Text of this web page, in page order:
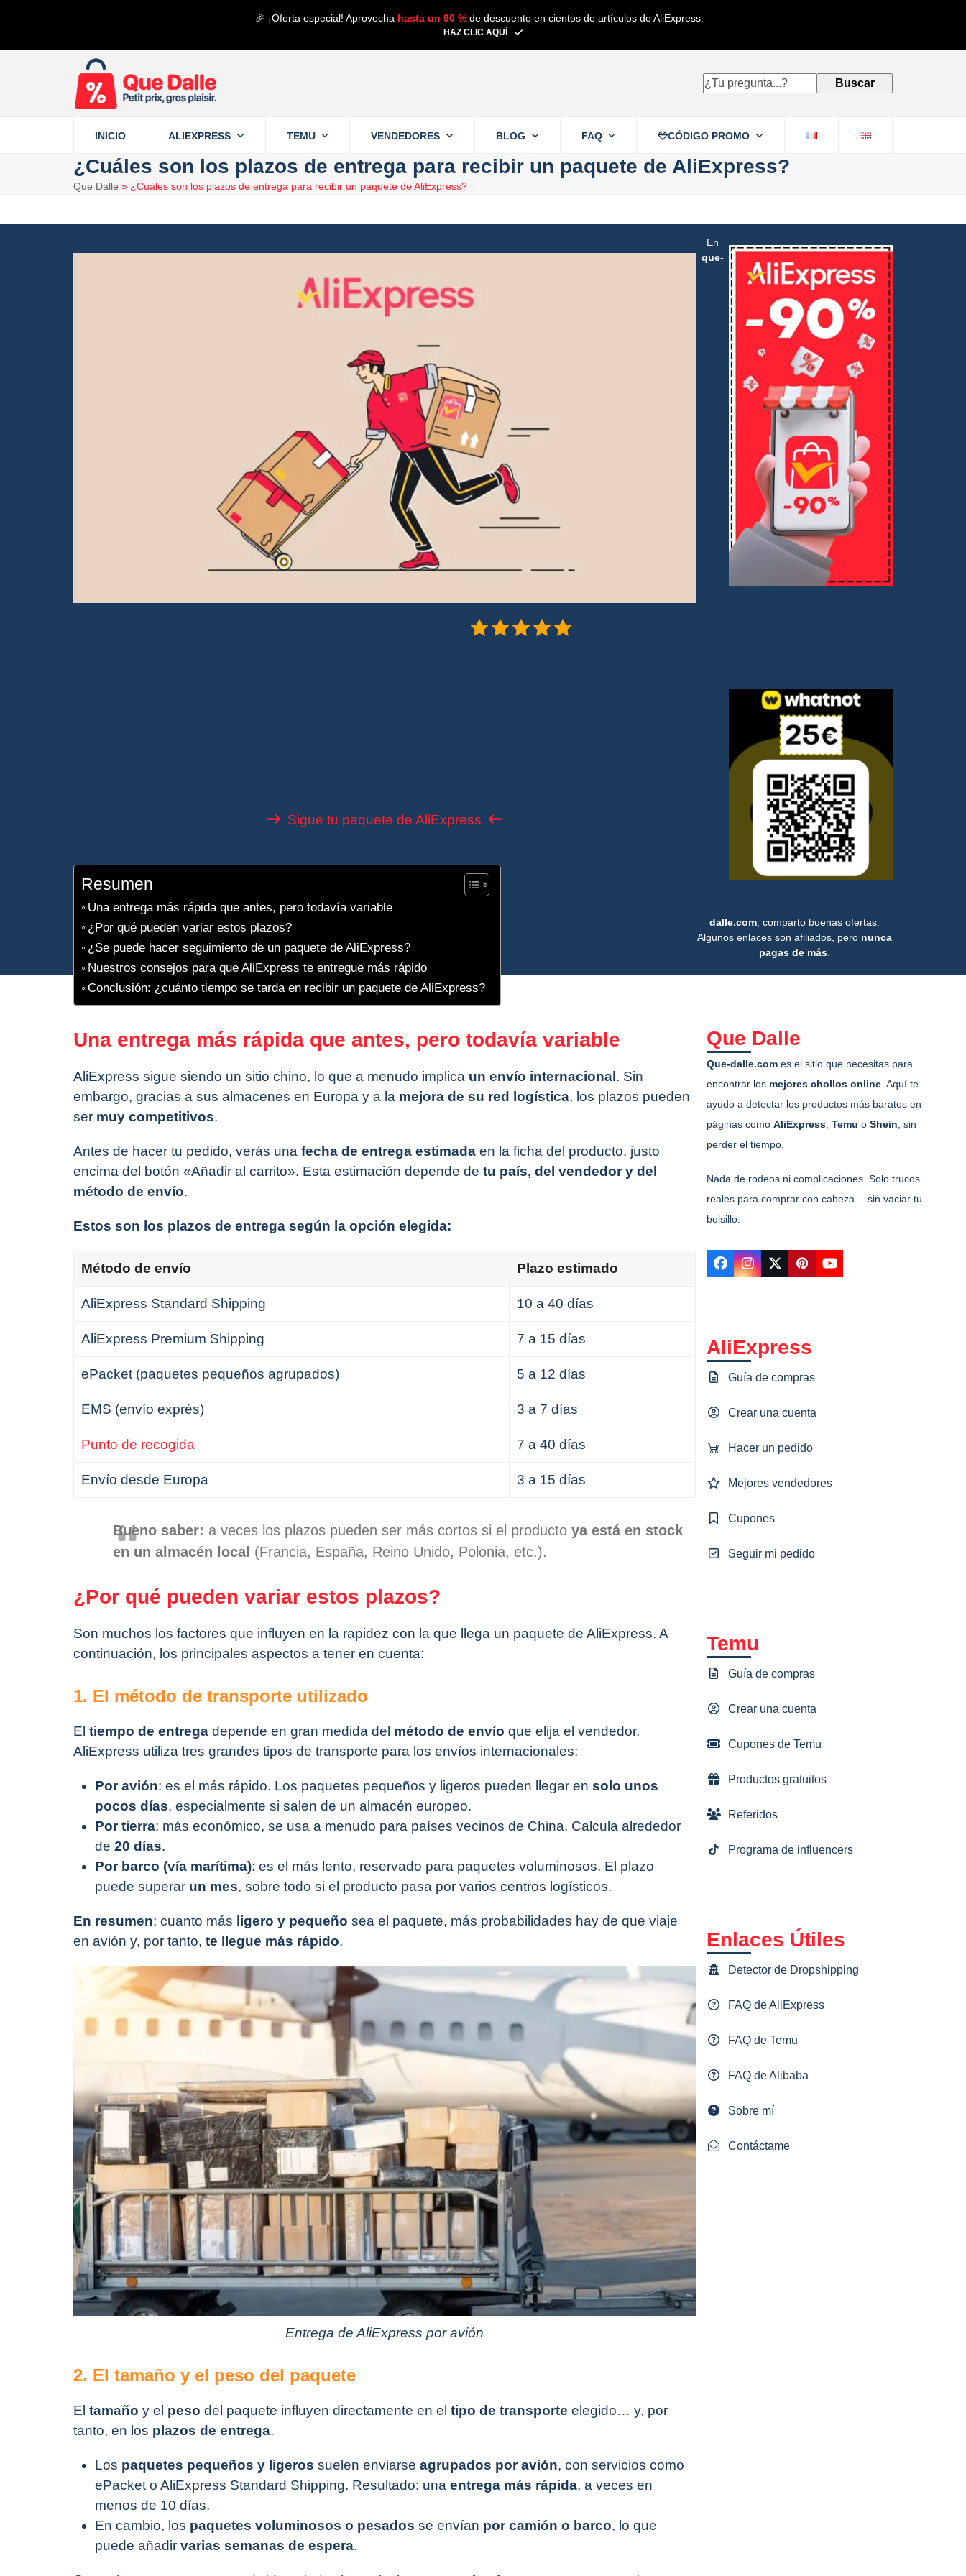
contenido
🎉 ¡Oferta especial! Aprovecha hasta un 90 % de descuento en cientos de artículos de AliExpress.
HAZ CLIC AQUÍ
¿Tu
Buscar
INICIO ALIEXPRESS TEMU VENDEDORES BLOG FAQ CÓDIGO PROMO
¿Cuáles son los plazos de entrega para recibir un paquete de AliExpress?
Que Dalle » ¿Cuáles son los plazos de entrega para recibir un paquete de AliExpress?
Sigue tu paquete de AliExpress
Resumen
Una entrega más rápida que antes, pero todavía variable
¿Por qué pueden variar estos plazos?
¿Se puede hacer seguimiento de un paquete de AliExpress?
Nuestros consejos para que AliExpress te entregue más rápido
Conclusión: ¿cuánto tiempo se tarda en recibir un paquete de AliExpress?
Una entrega más rápida que antes, pero todavía variable
AliExpress sigue siendo un sitio chino, lo que a menudo implica un envío internacional . Sin
embargo, gracias a sus almacenes en Europa y a la mejora de su red logística, los plazos pueden
ser muy competitivos.
Antes de hacer tu pedido, verás una fecha de entrega estimada en la ficha del producto, justo
encima del botón «Añadir al carrito». Esta estimación depende de tu país, del vendedor y del
método de envío.
Estos son los plazos de entrega según la opción elegida:
Método de envío Plazo estimado
AliExpress Standard Shipping 10 a 40 días
AliExpress Premium Shipping 7 a 15 días
ePacket (paquetes pequeños agrupados) 5 a 12 días
EMS (envío exprés) 3 a 7 días
Punto de recogida 7 a 40 días
Envío desde Europa 3 a 15 días
Bueno saber: a veces los plazos pueden ser más cortos si el producto ya está en stock
en un almacén local (Francia, España, Reino Unido, Polonia, etc.).
¿Por qué pueden variar estos plazos?
Son muchos los factores que influyen en la rapidez con la que llega un paquete de AliExpress. A
continuación, los principales aspectos a tener en cuenta:
1. El método de transporte utilizado
El tiempo de entrega depende en gran medida del método de envío que elija el vendedor.
AliExpress utiliza tres grandes tipos de transporte para los envíos internacionales:
Por avión: es el más rápido. Los paquetes pequeños y ligeros pueden llegar en solo unos
pocos días, especialmente si salen de un almacén europeo.
Por tierra: más económico, se usa a menudo para países vecinos de China. Calcula alrededor
de 20 días.
Por barco (vía marítima): es el más lento, reservado para paquetes voluminosos. El plazo
puede superar un mes, sobre todo si el producto pasa por varios centros logísticos.
En resumen: cuanto más ligero y pequeño sea el paquete, más probabilidades hay de que viaje
en avión y, por tanto, te llegue más rápido.
Entrega de AliExpress por avión
2. El tamaño y el peso del paquete
El tamaño y el peso del paquete influyen directamente en el tipo de transporte elegido… y, por
tanto, en los plazos de entrega.
Los paquetes pequeños y ligeros suelen enviarse agrupados por avión, con servicios como
ePacket o AliExpress Standard Shipping. Resultado: una entrega más rápida, a veces en
menos de 10 días.
En cambio, los paquetes voluminosos o pesados se envían por camión o barco, lo que
puede añadir varias semanas de espera.
En
que-
dalle.com, comparto buenas ofertas.
Algunos enlaces son afiliados, pero nunca
pagas de más.
Que Dalle
Que-dalle.com es el sitio que necesitas para
encontrar los mejores chollos online . Aquí te
ayudo a detectar los productos más baratos en
páginas comoAliExpress ,Temu oShein , sin
perder el tiempo.
Nada de rodeos ni complicaciones. Solo trucos
reales para comprar con cabeza… sin vaciar tu
bolsillo.
Facebook
Instagram
TwitterPinterestYouTube
AliExpress
Guía de compras
Crear una cuenta
Hacer un pedido
Mejores vendedores
Cupones
Seguir mi pedido
Temu
Guía de compras
Crear una cuenta
Cupones de Temu
Productos gratuitos
Referidos
Programa de influencers
Enlaces Útiles
Detector de Dropshipping
FAQ de AliExpress
FAQ de Temu
FAQ de Alibaba
Sobre mí
Contáctame